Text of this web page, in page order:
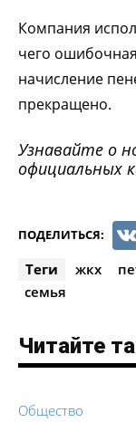
Компания
чего
начисление
прекращено.
Узнавайте о
официальных
ПОДЕЛИТЬСЯ:
Теги жкх
семья
Читайте
Общество